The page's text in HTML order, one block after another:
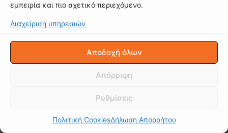
εμπειρία και πιο σχετικό περιεχόμενο.
Διαχείριση υπηρεσιών
Αποδοχή όλων
Απόρριψη
Ρυθμίσεις
Πολιτική CookiesΔήλωση Απορρήτου